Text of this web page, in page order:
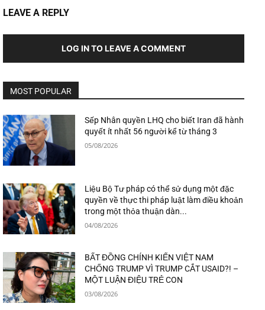
LEAVE A REPLY
LOG IN TO LEAVE A COMMENT
MOST POPULAR
Sếp Nhân quyền LHQ cho biết Iran đã hành
quyết ít nhất 56 người kể từ tháng 3
05/08/2026
Liệu Bộ Tư pháp có thể sử dụng một đặc
quyền về thực thi pháp luật làm điều khoản
trong một thỏa thuận dàn...
04/08/2026
BẤT ĐỒNG CHÍNH KIẾN VIỆT NAM
CHỐNG TRUMP VÌ TRUMP CẮT USAID?! –
MỘT LUẬN ĐIỆU TRẺ CON
03/08/2026